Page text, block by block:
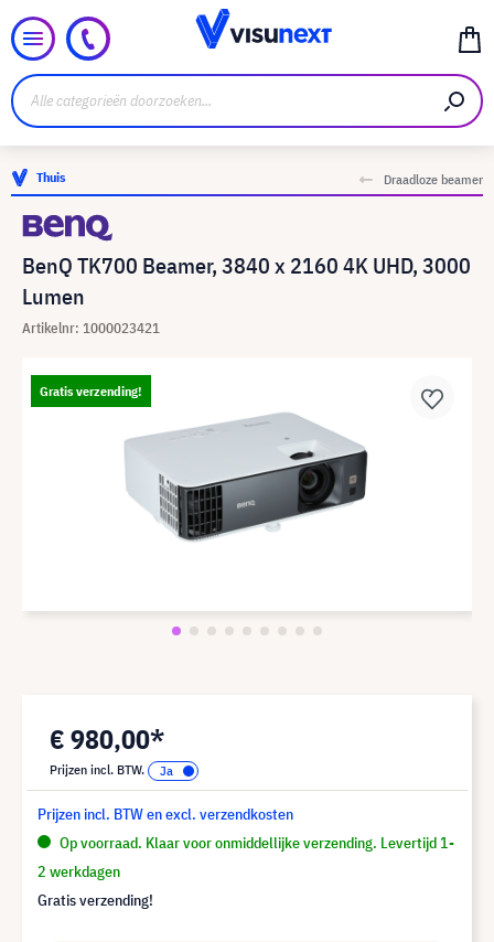
Thuis Draadloze beamer
BenQ TK700 Beamer, 3840 x 2160 4K UHD, 3000
Lumen
Artikelnr: 1000023421
Gratis verzending!
€ 980,00*
Prijzen incl. BTW.
Prijzen incl. BTW en excl. verzendkosten
Op voorraad. Klaar voor onmiddellijke verzending. Levertijd 1-
2 werkdagen
Gratis verzending!